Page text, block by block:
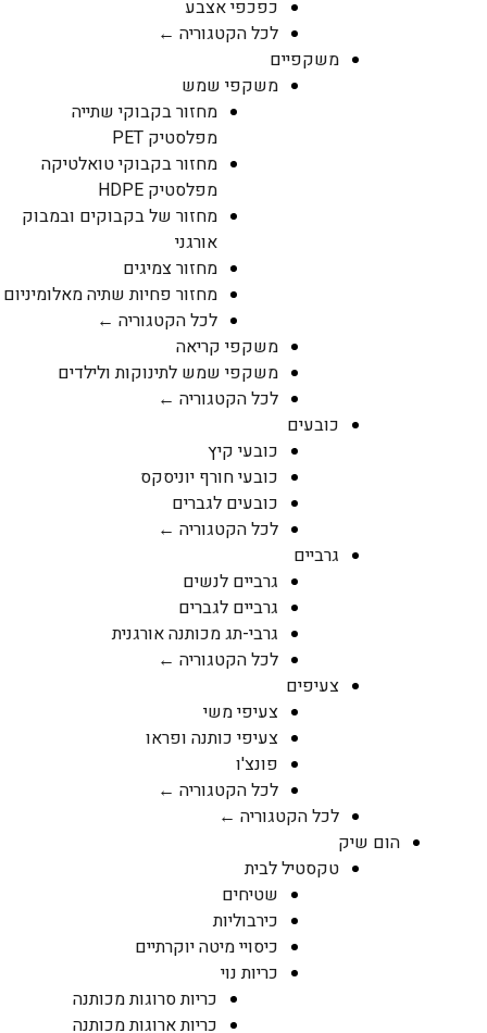
כפכפי אצבע
לכל הקטגוריה ←
משקפיים
משקפי שמש
מחזור בקבוקי שתייה
מפלסטיק PET
מחזור בקבוקי טואלטיקה
מפלסטיק HDPE
מחזור של בקבוקים ובמבוק
אורגני
מחזור צמיגים
מחזור פחיות שתיה מאלומיניום
לכל הקטגוריה ←
משקפי קריאה
משקפי שמש לתינוקות ולילדים
לכל הקטגוריה ←
כובעים
כובעי קיץ
כובעי חורף יוניסקס
כובעים לגברים
לכל הקטגוריה ←
גרביים
גרביים לנשים
גרביים לגברים
גרבי-תג מכותנה אורגנית
לכל הקטגוריה ←
צעיפים
צעיפי משי
צעיפי כותנה ופראו
פונצ'ו
לכל הקטגוריה ←
לכל הקטגוריה ←
הום שיק
טקסטיל לבית
שטיחים
כירבוליות
כיסויי מיטה יוקרתיים
כריות נוי
כריות סרוגות מכותנה
כריות ארוגות מכותנה